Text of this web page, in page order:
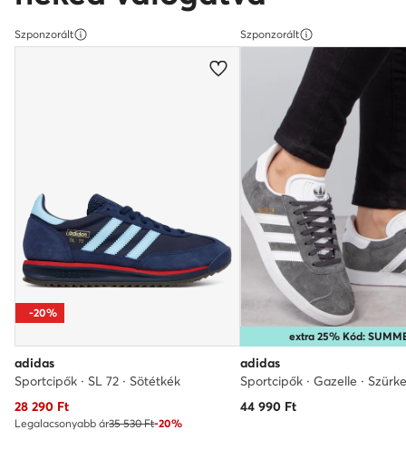
Szponzorált
-20%
adidas
Sportcipők · SL 72 · Sötétkék
Aktuális ár
28 290 Ft
Legalacsonyabb ár35 530 Ft-20%
Szponzorált
extra 25% Kód:
adidas
Sportcipők · Gazelle · Szürke
44 990Ft